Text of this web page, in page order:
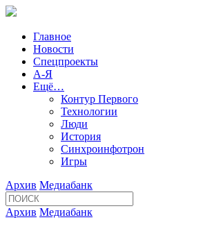
Главное
Новости
Спецпроекты
А-Я
Ещё…
Контур Первого
Технологии
Люди
История
Синхроинфотрон
Игры
Архив Медиабанк
Архив Медиабанк